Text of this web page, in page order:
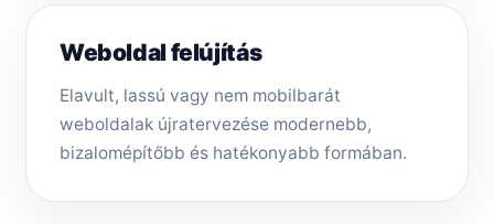
Weboldal felújítás
Elavult, lassú vagy nem mobilbarát
weboldalak újratervezése modernebb,
bizalomépítőbb és hatékonyabb formában.